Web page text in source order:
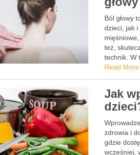
Ból głowy
dzieci, jak i
też,
technik. W
Read More
Jak
zdrowia i
gdzie
wcześniej,